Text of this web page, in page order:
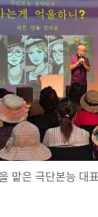
맡은 극단본능 대